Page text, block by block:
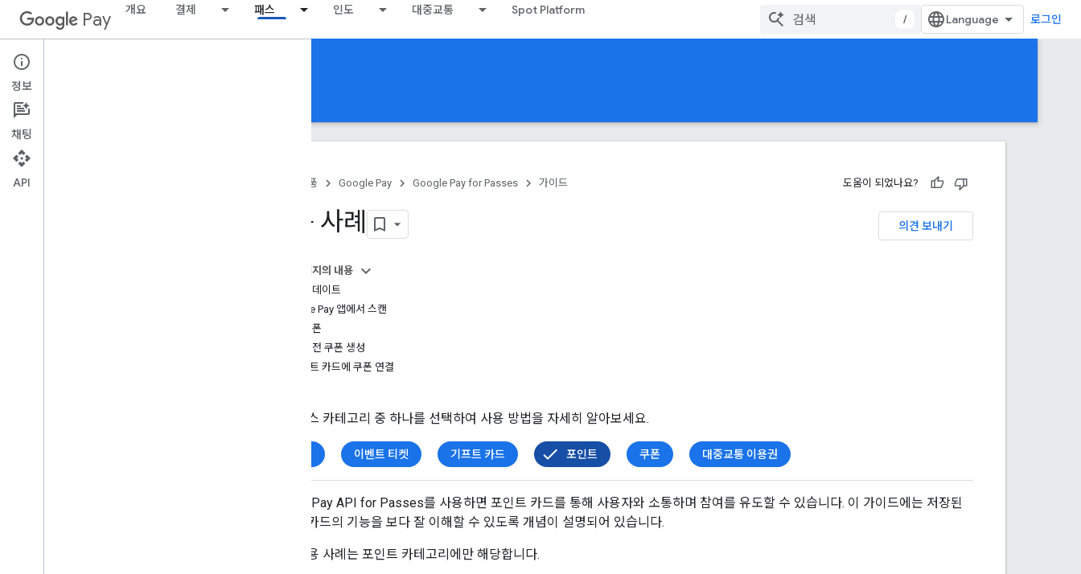
Pay 개요 결제 패스 인도 대중교통 Spot Platform
/ 로그인
Google Pay for Passes
홈
제품 Google Pay Google Pay for Passes 가이드 도움이 되었나요?
의견 보내기
사용 사례
이 페이지의 내용
패스 업데이트
Google Pay 앱에서 스캔
연결 쿠폰
연결 전 쿠폰 생성
포인트 카드에 쿠폰 연결
다음 패스 카테고리 중 하나를 선택하여 사용 방법을 자세히 알아보세요.
이벤트 티켓 기프트 카드 포인트 쿠폰 대중교통 이용권
Google Pay API for Passes를 사용하면 포인트 카드를 통해 사용자와 소통하며 참여를 유도할 수 있습니다. 이 가이드에는 저장된
포인트 카드의 기능을 보다 잘 이해할 수 있도록 개념이 설명되어 있습니다.
다음 사용 사례는 포인트 카테고리에만 해당합니다.
정보
채팅
API